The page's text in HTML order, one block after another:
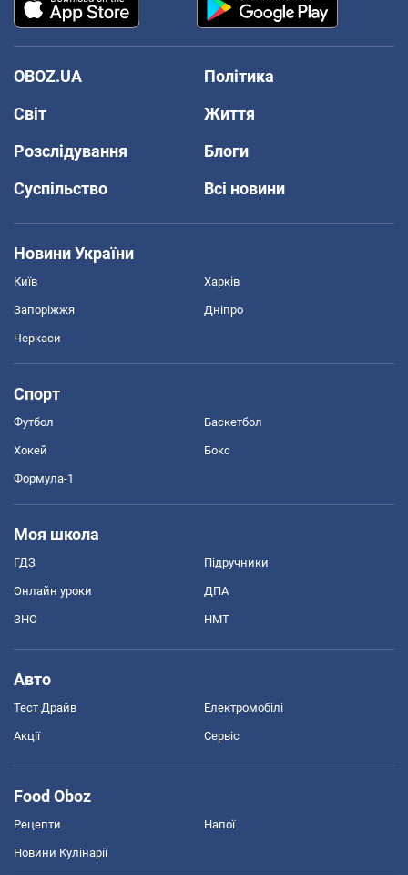
OBOZ.UA
Політика
Світ
Життя
Розслідування
Блоги
Суспільство
Всі новини
Новини України
Київ Харків
Запоріжжя Дніпро
Черкаси
Спорт
Футбол Баскетбол
Хокей Бокс
Формула-1
Моя школа
ГДЗ Підручники
Онлайн уроки ДПА
ЗНО НМТ
Авто
Тест Драйв Електромобілі
Акції Сервіс
Food Oboz
Рецепти Напої
Новини Кулінарії